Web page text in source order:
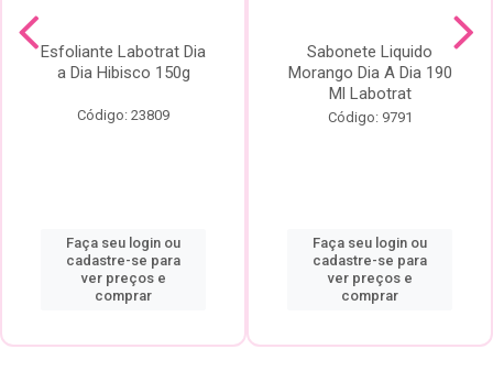
Esfoliante Labotrat Dia
a Dia Hibisco 150g
Código: 23809
Faça seu login ou
cadastre-se para
ver preços e
comprar
Sabonete Liquido
Morango Dia A Dia 190
Ml Labotrat
Código: 9791
Faça seu login ou
cadastre-se para
ver preços e
comprar